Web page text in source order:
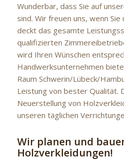
Wunderbar, dass Sie auf
sind. Wir freuen uns, wenn Sie
deckt das gesamte
qualifizierten
wird Ihren Wünschen
Handwerksunternehmen
Raum Schwerin/Lübeck/
Leistung von bester Qualität.
Neuerstellung von
unseren täglichen
Wir planen und
Holzverkleidungen!